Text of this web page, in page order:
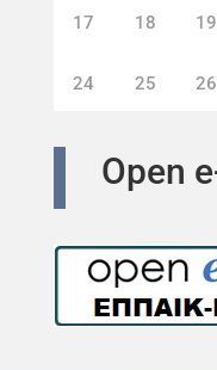
17 18 19
24 25 26
Open